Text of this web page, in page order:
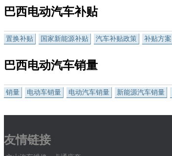
巴西电动汽车补贴
置换补贴 国家新能源补贴 汽车补贴政策 补贴方案
巴西电动汽车销量
销量 电动车销量 电动汽车销量 新能源汽车销量
友情链接